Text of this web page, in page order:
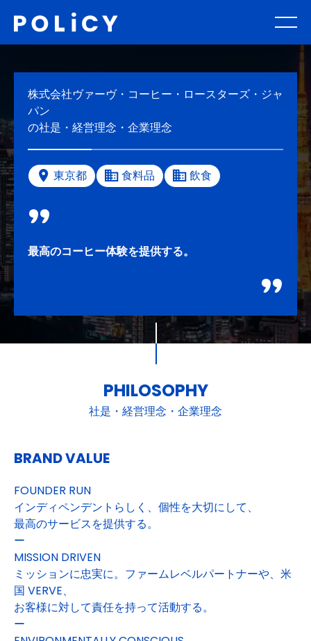
株式会社ヴァーヴ・コーヒー・ロースターズ・ジャ
パン
の社是・経営理念・企業理念
東京都 食料品 飲食
最高のコーヒー体験を提供する。
PHILOSOPHY
社是・経営理念・企業理念
BRAND VALUE
FOUNDER RUN
インディペンデントらしく、個性を大切にして、
最高のサービスを提供する。
ー
MISSION DRIVEN
ミッションに忠実に。ファームレベルパートナーや、米
国 VERVE、
お客様に対して責任を持って活動する。
ー